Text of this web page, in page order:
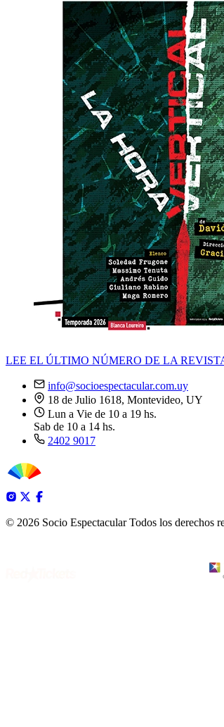
LEE EL ÚLTIMO NÚMERO DE LA
info@socioespectacular.com.uy
18 de Julio 1618, Montevideo, UY
Lun a Vie de 10 a 19 hs.
Sab de 10 a 14 hs.
2402 9017
© 2026 Socio Espectacular Todos los derechos